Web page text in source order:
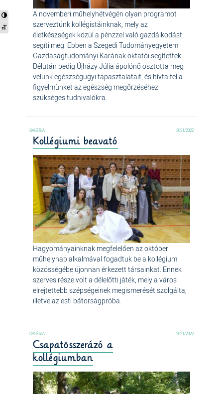
Nagy kontraszt váltása
Betűméret váltása
A novemberi műhelyhétvégén olyan programot
szerveztünk kollégistáinknak, mely az
életkészségek közül a pénzzel való gazdálkodást
segíti meg. Ebben a Szegedi Tudományegyetem
Gazdaságtudományi Karának oktatói segítettek.
Délután pedig Újházy Júlia ápolónő osztotta meg
velünk egészségügyi tapasztalatait, és hívta fel a
figyelmünket az egészség megőrzéséhez
szükséges tudnivalókra.
2021/2022
Kollégiumi beavató
Hagyományainknak megfelelően az októberi
műhelynap alkalmával fogadtuk be a kollégium
közösségébe újonnan érkezett társainkat. Ennek
szerves része volt a délelőtti játék, mely a város
elrejtettebb szépségeinek megismerését szolgálta,
illetve az esti bátorságpróba.
2021/2022
Csapatösszerázó a
kollégiumban